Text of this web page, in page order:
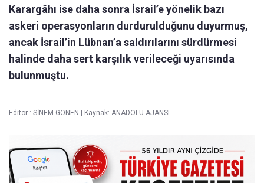
Karargâhı ise daha sonra İsrail’e yönelik bazı
askeri operasyonların durdurulduğunu duyurmuş,
ancak İsrail’in Lübnan’a saldırılarını sürdürmesi
halinde daha sert karşılık verileceği uyarısında
bulunmuştu.
Editör : SİNEM GÖNEN | Kaynak: ANADOLU AJANSI